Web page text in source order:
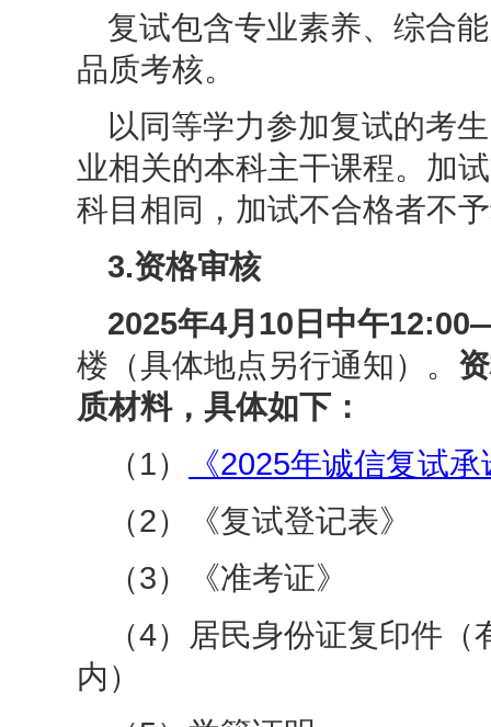
复试包含专业素养、综合
品质考核。
以同等学力参加复试的考
业相关的本科主干课程。加
科目相同，加试不合格者不
3.资格审核
2025年4月10日中午
楼（具体地点 另行通知）。
质材料，具体如下：
（1）
《2025年诚信复试
（2）
《复试登记表》
（3）
《准考证》
（4）
居民身份证复印件（
内）